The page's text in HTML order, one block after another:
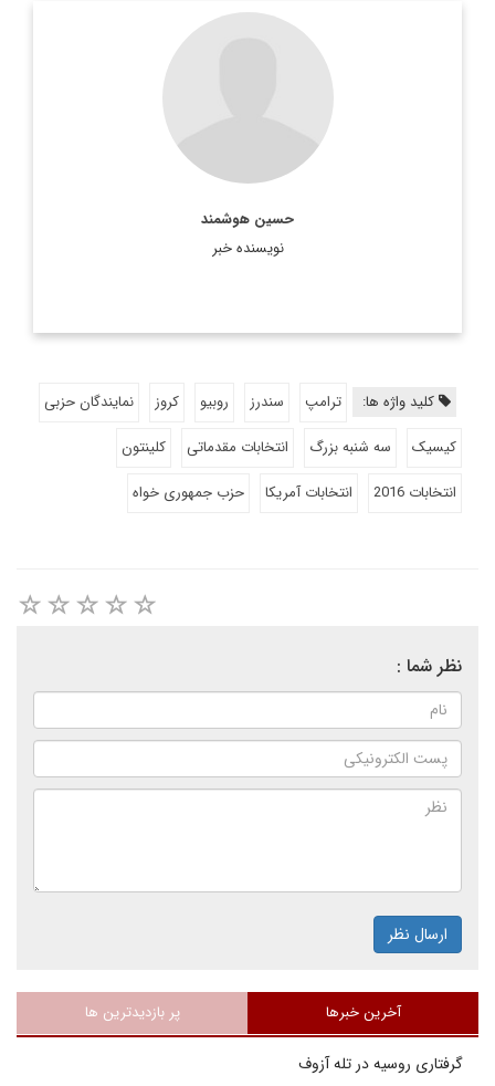
حسین هوشمند
نویسنده خبر
عضو هيئت تحريريه ديپلماسي ايراني
hossein. houshmand@gmail.com
اطلاعات بیشتر
کلید واژه ها: ترامپ سندرز روبیو کروز
نمایندگان حزبی
کیسیک
سه شنبه بزرگ انتخابات مقدماتی
کلینتون
انتخابات 2016
انتخابات آمريكا حزب جمهوری خواه
نظر شما :
ارسال نظر
آخرین خبرها پر بازدیدترین ها
گرفتاری روسیه در تله آزوف